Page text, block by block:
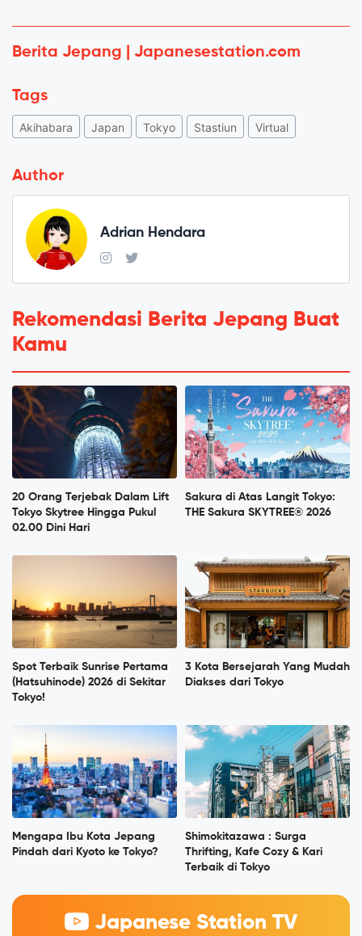
Berita Jepang | Japanesestation.com
Tags
Akihabara Japan Tokyo Stastiun Virtual
Author
Adrian Hendara
Rekomendasi Berita Jepang Buat
Kamu
20 Orang Terjebak Dalam Lift
Tokyo Skytree Hingga Pukul
02.00 Dini Hari
Sakura di Atas Langit Tokyo:
THE Sakura SKYTREE® 2026
Spot Terbaik Sunrise Pertama
(Hatsuhinode) 2026 di Sekitar
Tokyo!
3 Kota Bersejarah Yang Mudah
Diakses dari Tokyo
Mengapa Ibu Kota Jepang
Pindah dari Kyoto ke Tokyo?
Shimokitazawa : Surga
Thrifting, Kafe Cozy & Kari
Terbaik di Tokyo
Japanese Station TV